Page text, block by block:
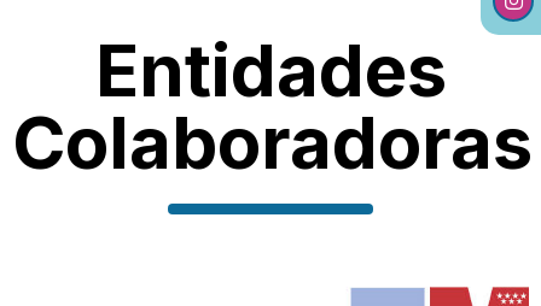
Entidades
Colaboradoras